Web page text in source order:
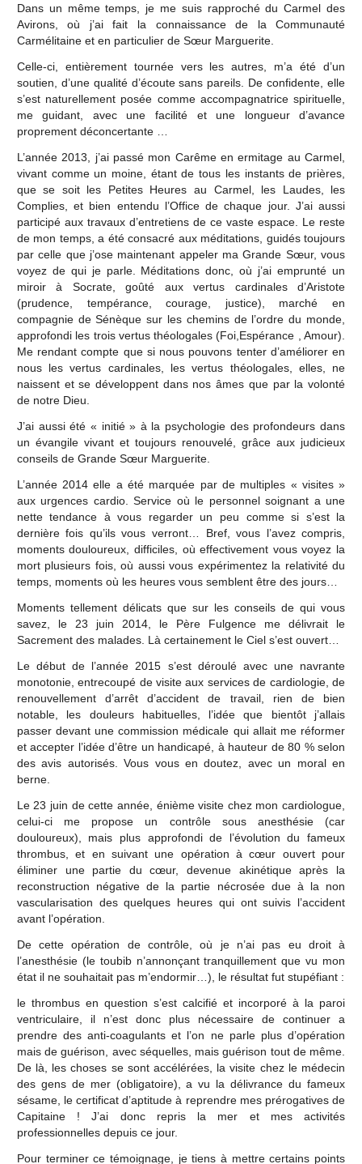
Dans un même temps, je me suis rapproché du Carmel des
Avirons, où j’ai fait la connaissance de la Communauté
Carmélitaine et en particulier de Sœur Marguerite.
Celle-ci, entièrement tournée vers les autres, m’a été d’un
soutien, d’une qualité d’écoute sans pareils. De confidente, elle
s’est naturellement posée comme accompagnatrice spirituelle,
me guidant, avec une facilité et une longueur d’avance
proprement déconcertante …
L’année 2013, j’ai passé mon Carême en ermitage au Carmel,
vivant comme un moine, étant de tous les instants de prières,
que se soit les Petites Heures au Carmel, les Laudes, les
Complies, et bien entendu l’Office de chaque jour. J’ai aussi
participé aux travaux d’entretiens de ce vaste espace. Le reste
de mon temps, a été consacré aux méditations, guidés toujours
par celle que j’ose maintenant appeler ma Grande Sœur, vous
voyez de qui je parle. Méditations donc, où j’ai emprunté un
miroir à Socrate, goûté aux vertus cardinales d’Aristote
(prudence, tempérance, courage, justice), marché en
compagnie de Sénèque sur les chemins de l’ordre du monde,
approfondi les trois vertus théologales (Foi,Espérance , Amour).
Me rendant compte que si nous pouvons tenter d’améliorer en
nous les vertus cardinales, les vertus théologales, elles, ne
naissent et se développent dans nos âmes que par la volonté
de notre Dieu.
J’ai aussi été « initié » à la psychologie des profondeurs dans
un évangile vivant et toujours renouvelé, grâce aux judicieux
conseils de Grande Sœur Marguerite.
L’année 2014 elle a été marquée par de multiples « visites »
aux urgences cardio. Service où le personnel soignant a une
nette tendance à vous regarder un peu comme si s’est la
dernière fois qu’ils vous verront… Bref, vous l’avez compris,
moments douloureux, difficiles, où effectivement vous voyez la
mort plusieurs fois, où aussi vous expérimentez la relativité du
temps, moments où les heures vous semblent être des jours…
Moments tellement délicats que sur les conseils de qui vous
savez, le 23 juin 2014, le Père Fulgence me délivrait le
Sacrement des malades. Là certainement le Ciel s’est ouvert…
Le début de l’année 2015 s’est déroulé avec une navrante
monotonie, entrecoupé de visite aux services de cardiologie, de
renouvellement d’arrêt d’accident de travail, rien de bien
notable, les douleurs habituelles, l’idée que bientôt j’allais
passer devant une commission médicale qui allait me réformer
et accepter l’idée d’être un handicapé, à hauteur de 80 % selon
des avis autorisés. Vous vous en doutez, avec un moral en
berne.
Le 23 juin de cette année, énième visite chez mon cardiologue,
celui-ci me propose un contrôle sous anesthésie (car
douloureux), mais plus approfondi de l’évolution du fameux
thrombus, et en suivant une opération à cœur ouvert pour
éliminer une partie du cœur, devenue akinétique après la
reconstruction négative de la partie nécrosée due à la non
vascularisation des quelques heures qui ont suivis l’accident
avant l’opération.
De cette opération de contrôle, où je n’ai pas eu droit à
l’anesthésie (le toubib n’annonçant tranquillement que vu mon
état il ne souhaitait pas m’endormir…), le résultat fut stupéfiant :
le thrombus en question s’est calcifié et incorporé à la paroi
ventriculaire, il n’est donc plus nécessaire de continuer a
prendre des anti-coagulants et l’on ne parle plus d’opération
mais de guérison, avec séquelles, mais guérison tout de même.
De là, les choses se sont accélérées, la visite chez le médecin
des gens de mer (obligatoire), a vu la délivrance du fameux
sésame, le certificat d’aptitude à reprendre mes prérogatives de
Capitaine ! J’ai donc repris la mer et mes activités
professionnelles depuis ce jour.
Pour terminer ce témoignage, je tiens à mettre certains points